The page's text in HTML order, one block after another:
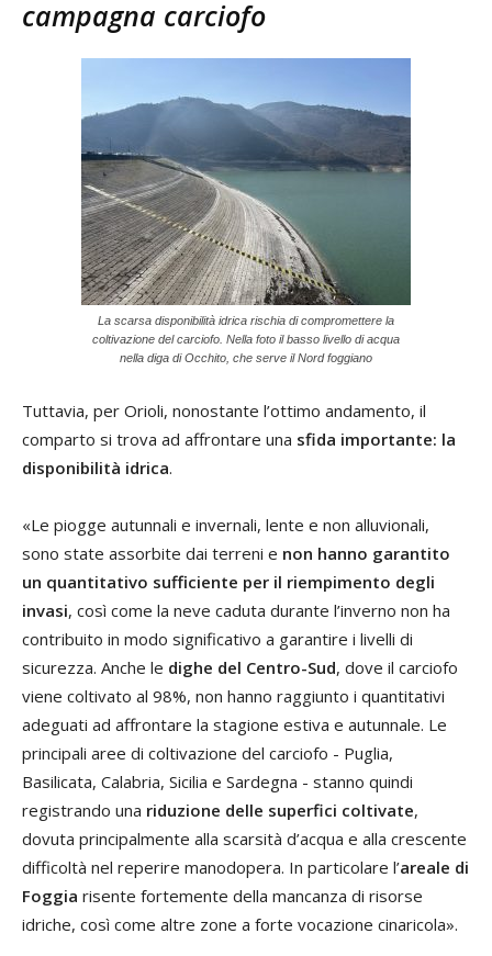
campagna carciofo
La scarsa disponibilità idrica rischia di compromettere la
coltivazione del carciofo. Nella foto il basso livello di acqua
nella diga di Occhito, che serve il Nord foggiano
Tuttavia, per Orioli, nonostante l’ottimo andamento, il
comparto si trova ad affrontare una sfida importante: la
disponibilità idrica.
«Le piogge autunnali e invernali, lente e non alluvionali,
sono state assorbite dai terreni e non hanno garantito
un quantitativo sufficiente per il riempimento degli
invasi, così come la neve caduta durante l’inverno non ha
contribuito in modo significativo a garantire i livelli di
sicurezza. Anche le dighe del Centro-Sud, dove il carciofo
viene coltivato al 98%, non hanno raggiunto i quantitativi
adeguati ad affrontare la stagione estiva e autunnale. Le
principali aree di coltivazione del carciofo - Puglia,
Basilicata, Calabria, Sicilia e Sardegna - stanno quindi
registrando una riduzione delle superfici coltivate,
dovuta principalmente alla scarsità d’acqua e alla crescente
difficoltà nel reperire manodopera. In particolare l’areale di
Foggia risente fortemente della mancanza di risorse
idriche, così come altre zone a forte vocazione cinaricola».